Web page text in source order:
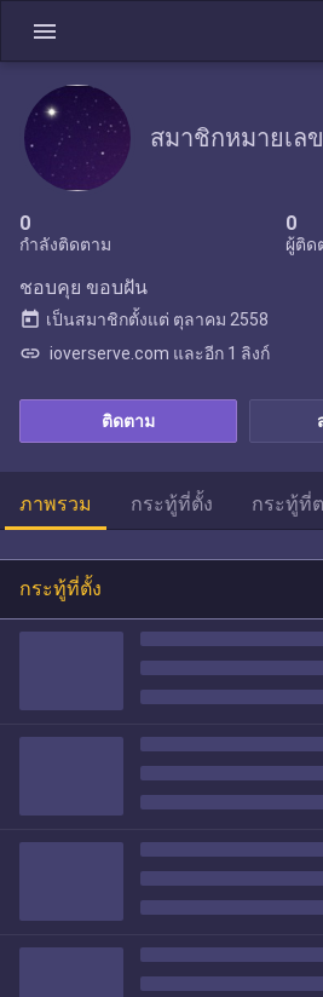
menu
สมาชิกหมายเล
0
กำลังติดตาม
0
ผู้ติด
ติดตาม
ชอบคุย ขอบฝัน
today เป็นสมาชิกตั้งแต่ ตุลาคม 2558
link ioverserve.com และอีก 1 ลิงก์
ภาพรวม กระทู้ที่ตั้ง กระทู้ที่
กระทู้ที่ตั้ง